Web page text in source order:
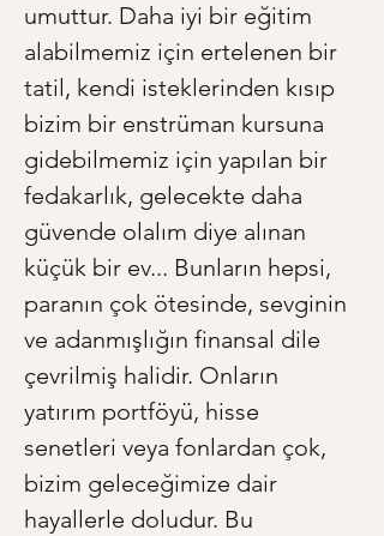
umuttur. Daha iyi bir eğitim
alabilmemiz için ertelenen bir
tatil, kendi isteklerinden kısıp
bizim bir enstrüman kursuna
gidebilmemiz için yapılan bir
fedakarlık, gelecekte daha
güvende olalım diye alınan
küçük bir ev... Bunların hepsi,
paranın çok ötesinde, sevginin
ve adanmışlığın finansal dile
çevrilmiş halidir. Onların
yatırım portföyü, hisse
senetleri veya fonlardan çok,
bizim geleceğimize dair
hayallerle doludur. Bu